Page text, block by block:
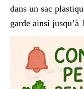
dans un sac
garde ainsi jusqu’à